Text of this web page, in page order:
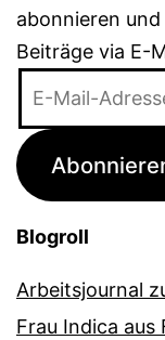
abonnieren
Beiträge via E-
Adresse
Blogroll
Arbeitsjournal
Frau Indica aus